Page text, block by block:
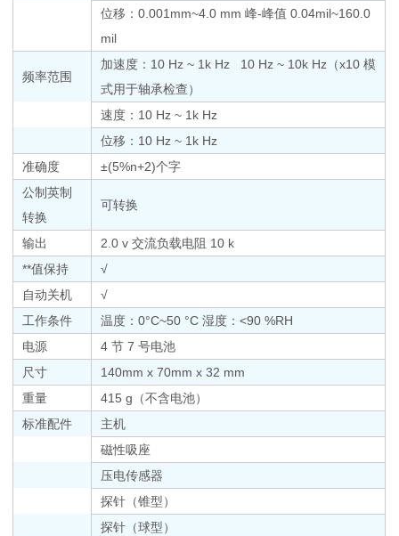
位移：0.001mm~4.0 mm 峰-峰值 0.04mil~160.0
mil
频率范围
加速度：10 Hz ~ 1k Hz 10 Hz ~ 10k Hz（x10 模
式用于轴承检查）
速度：10 Hz ~ 1k Hz
位移：10 Hz ~ 1k Hz
准确度
±(5%n+2)个字
公制英制
转换
可转换
输出
2.0 v 交流负载电阻 10 k
**值保持
√
自动关机
√
工作条件
温度：0°C~50 °C 湿度：<90 %RH
电源
4 节 7 号电池
尺寸
140mm x 70mm x 32 mm
重量
415 g（不含电池）
标准配件
主机
磁性吸座
压电传感器
探针（锥型）
探针（球型）